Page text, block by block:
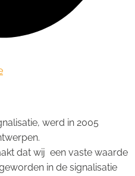
werd in 2005
dat wij  een vaste waarde
in de signalisatie